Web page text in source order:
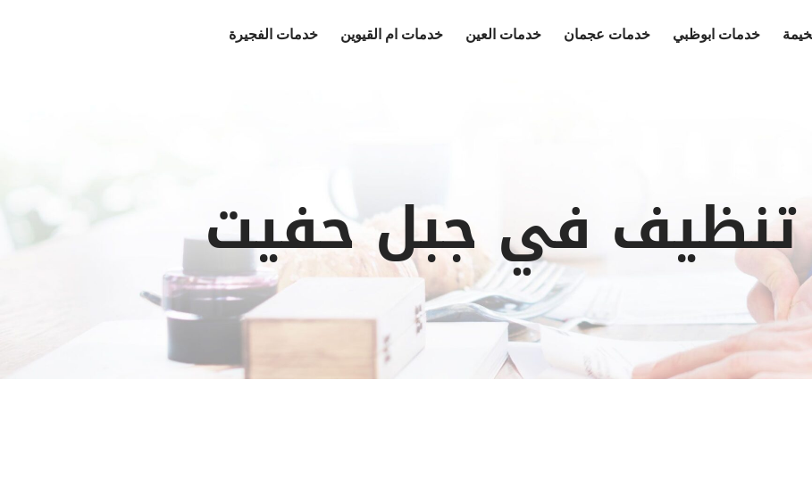
خدمات ابوظبي خدمات عجمان خدمات العين خدمات ام القيوين خدمات الفجيرة
في جبل حفيت